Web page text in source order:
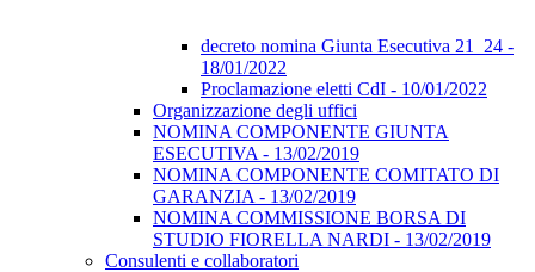
decreto nomina Giunta Esecutiva 21_24 -
18/01/2022
Proclamazione eletti CdI - 10/01/2022
Organizzazione degli uffici
NOMINA COMPONENTE GIUNTA
ESECUTIVA - 13/02/2019
NOMINA COMPONENTE COMITATO DI
GARANZIA - 13/02/2019
NOMINA COMMISSIONE BORSA DI
STUDIO FIORELLA NARDI - 13/02/2019
Consulenti e collaboratori